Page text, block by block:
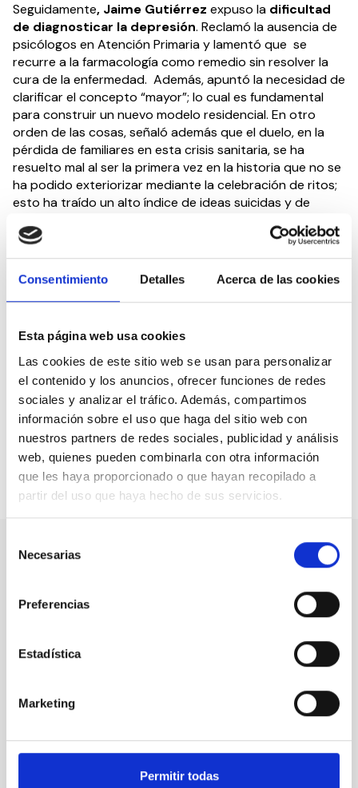
Consentimiento Detalles Acerca de las cookies
Esta página web usa cookies
Las cookies de este sitio web se usan para personalizar
el contenido y los anuncios, ofrecer funciones de redes
sociales y analizar el tráfico. Además, compartimos
información sobre el uso que haga del sitio web con
nuestros partners de redes sociales, publicidad y análisis
web, quienes pueden combinarla con otra información
que les haya proporcionado o que hayan recopilado a
partir del uso que haya hecho de sus servicios.
Necesarias
Preferencias
Estadística
Marketing
Permitir todas
Seguidamente, Jaime Gutiérrez expuso la dificultad
de diagnosticar la depresión. Reclamó la ausencia de
psicólogos en Atención Primaria y lamentó que se
recurre a la farmacología como remedio sin resolver la
cura de la enfermedad. Además, apuntó la necesidad de
clarificar el concepto “mayor”; lo cual es fundamental
para construir un nuevo modelo residencial. En otro
orden de las cosas, señaló además que el duelo, en la
pérdida de familiares en esta crisis sanitaria, se ha
resuelto mal al ser la primera vez en la historia que no se
ha podido exteriorizar mediante la celebración de ritos;
esto ha traído un alto índice de ideas suicidas y de
Finalmente, y después del turno de preguntas, cerró
esta sesión el presidente del CEDDD,Albert
grandes intervenciones de los expertos y emplazó a
todos los asistentes a seguir las próximas sesiones del
Consejo Sectorial CEDDD de Mayores y Dependencia, el
cual seguirá trabajando periódicamente con el objetivo
de construir los nuevos modelos de sociedad y
bienestar para las personas mayores y/o en situación de
dependencia.
Compartir en:
Todas las jornadas CEDDD, el podcast ‘El Rincón
solo clic.
Suscríbete a la newsletter